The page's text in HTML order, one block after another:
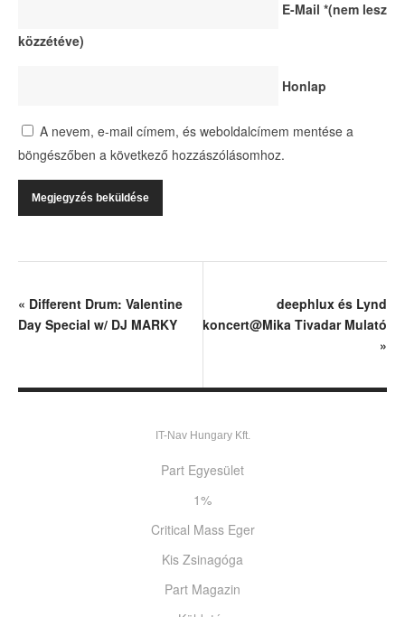
E-Mail *(nem lesz
közzétéve)
Honlap
A nevem, e-mail címem, és weboldalcímem mentése a
böngészőben a következő hozzászólásomhoz.
« Different Drum: Valentine
Day Special w/ DJ MARKY
deephlux és Lynd
koncert@Mika Tivadar Mulató
»
IT-Nav Hungary Kft.
Part Egyesület
1%
Critical Mass Eger
Kis Zsinagóga
Part Magazin